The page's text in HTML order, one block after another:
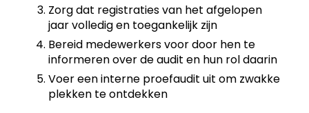
Zorg dat registraties van het afgelopen
jaar volledig en toegankelijk zijn
Bereid medewerkers voor door hen te
informeren over de audit en hun rol daarin
Voer een interne proefaudit uit om zwakke
plekken te ontdekken